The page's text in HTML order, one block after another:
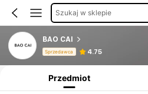
Szukaj w sklepie
BAO CAI
Sprzedawca 4.75
Przedmiot